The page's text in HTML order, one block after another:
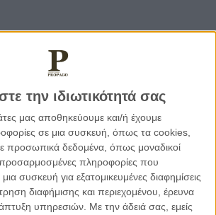
την ιδιωτικότητά σας
μας αποθηκεύουμε και/ή έχουμε
σε μια συσκευή, όπως τα cookies,
προσωπικά δεδομένα, όπως μοναδικοί
προσαρμοσμένες πληροφορίες που
συσκευή για εξατομικευμένες διαφημίσεις
διαφήμισης και περιεχομένου, έρευνα
υπηρεσιών. Με την άδειά σας, εμείς
μάτια των άλλων, αλλά αρκετό για να
λίγο πιο ζωντανοί, λίγο πιο εμείς. Κι
τρυφερότητα δεν είναι να